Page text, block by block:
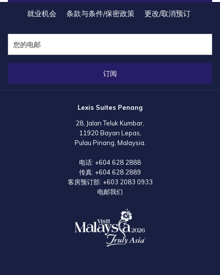
就业机会 条款与条件/保密政策 更改/取消预订
订阅
Lexis Suites Penang
28, Jalan Teluk Kumbar,
11920 Bayan Lepas,
Pulau Pinang, Malaysia.
电话: +604 628 2888
传真: +604 628 2889
客房预订部: +603 2083 0933
电邮我们